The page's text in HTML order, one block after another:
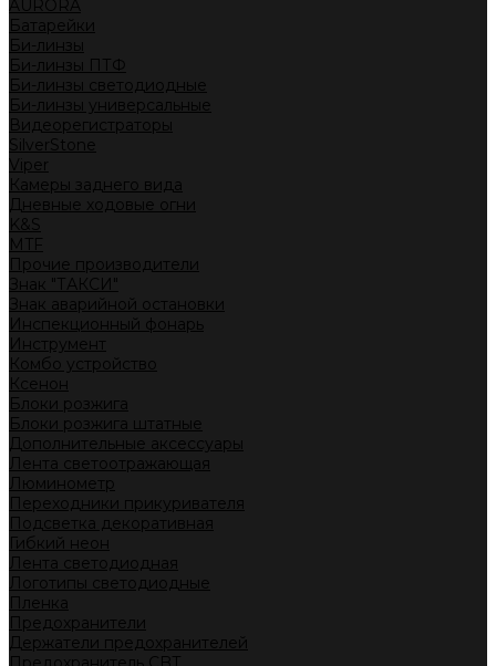
AURORA
Батарейки
Би-линзы
Би-линзы ПТФ
Би-линзы светодиодные
Би-линзы универсальные
Видеорегистраторы
SilverStone
Viper
Камеры заднего вида
Дневные ходовые огни
K&S
MTF
Прочие производители
Знак "ТАКСИ"
Знак аварийной остановки
Инспекционный фонарь
Инструмент
Комбо устройство
Ксенон
Блоки розжига
Блоки розжига штатные
Дополнительные аксессуары
Лента светоотражающая
Люминометр
Переходники прикуривателя
Подсветка декоративная
Гибкий неон
Лента светодиодная
Логотипы светодиодные
Пленка
Предохранители
Держатели предохранителей